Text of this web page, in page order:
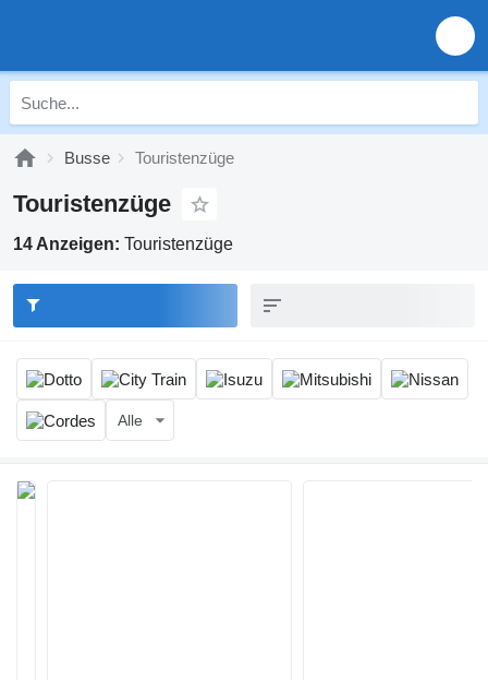
Busse Touristenzüge
Touristenzüge
14 Anzeigen: Touristenzüge
Alle